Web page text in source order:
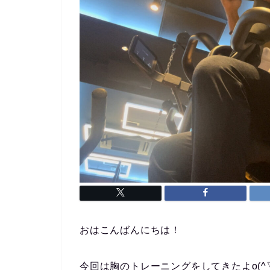
おはこんばんにちは！
今回は胸のトレーニングをしてきたよ